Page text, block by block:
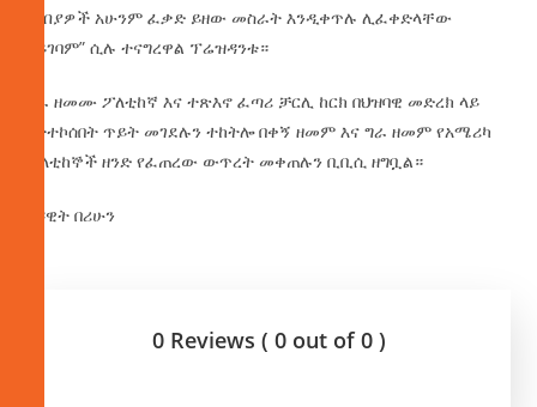
ጣብያዎች አሁንም ፈቃድ ይዘው መስራት እንዲቀጥሉ ሊፈቀድላቸው
አይገባም” ሲሉ ተናግረዋል ፕሬዝዳንቱ።
ግራ ዘመሙ ፖለቲከኛ እና ተጽእኖ ፈጣሪ ቻርሊ ከርክ በህዝባዊ መድረክ ላይ
በተተኮሰበት ጥይት መገደሉን ተከትሎ በቀኝ ዘመም እና ግራ ዘመም የአሜሪካ
ፖለቲከኞች ዘንድ የፈጠረው ውጥረት መቀጠሉን ቢቢሲ ዘግቧል።
በዳዊት በሪሁን
0 Reviews ( 0 out of 0 )